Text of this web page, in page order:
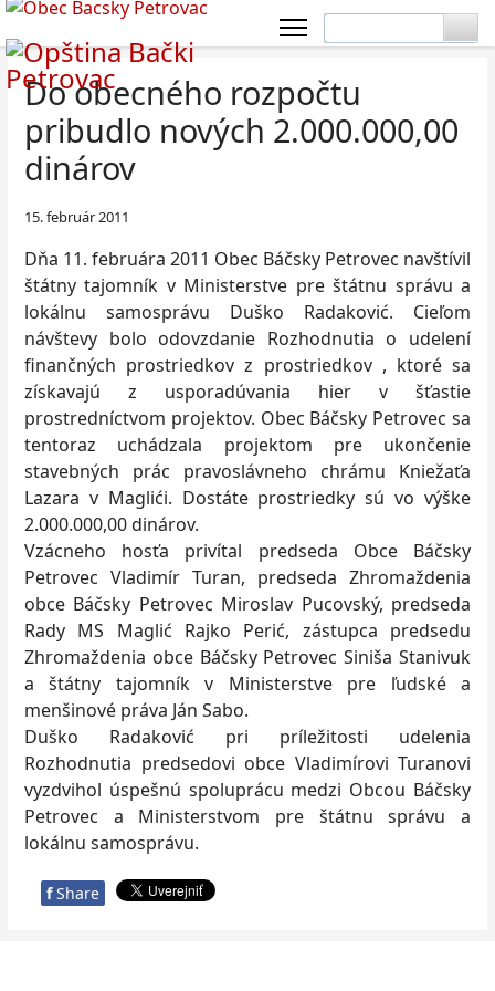
Do obecného rozpočtu
pribudlo nových 2.000.000,00
dinárov
15. február 2011
Dňa 11. februára 2011 Obec Báčsky Petrovec navštívil
štátny tajomník v Ministerstve pre štátnu správu a
lokálnu samosprávu Duško Radaković. Cieľom
návštevy bolo odovzdanie Rozhodnutia o udelení
finančných prostriedkov z prostriedkov , ktoré sa
získavajú z usporadúvania hier v šťastie
prostredníctvom projektov. Obec Báčsky Petrovec sa
tentoraz uchádzala projektom pre ukončenie
stavebných prác pravoslávneho chrámu Kniežaťa
Lazara v Maglići. Dostáte prostriedky sú vo výške
2.000.000,00 dinárov.
Vzácneho hosťa privítal predseda Obce Báčsky
Petrovec Vladimír Turan, predseda Zhromaždenia
obce Báčsky Petrovec Miroslav Pucovský, predseda
Rady MS Maglić Rajko Perić, zástupca predsedu
Zhromaždenia obce Báčsky Petrovec Siniša Stanivuk
a štátny tajomník v Ministerstve pre ľudské a
menšinové práva Ján Sabo.
Duško Radaković pri príležitosti udelenia
Rozhodnutia predsedovi obce Vladimírovi Turanovi
vyzdvihol úspešnú spoluprácu medzi Obcou Báčsky
Petrovec a Ministerstvom pre štátnu správu a
lokálnu samosprávu.
f Share